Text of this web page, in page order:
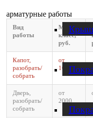
арматурные работы
Вид
работы
Малый
класс,
руб.
Капот,
разобрать/
собрать
от
1000
Дверь,
разобрать/
собрать
от
2000